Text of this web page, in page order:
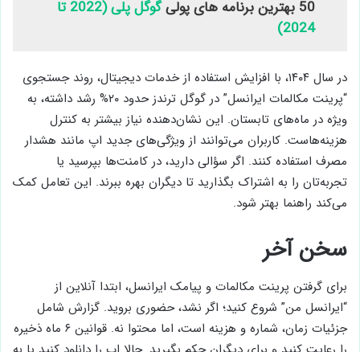
این راه برای کسب‌وکارها مفید است که مصرف کارمندان را چک کنند.
اما حریم خصوصی را رعایت کنید.
50 بهترین برنامه های پولی
گوگل پلی (2022 تا
2024)
در سال ۱۴۰۴، با افزایش استفاده از خدمات دیجیتال، روند جستجوی
“پرینت مکالمات ایرانسل” در گوگل ترندز حدود ۲۰% رشد داشته، به
ویژه در ماه‌های تابستان. این نشان‌دهنده نیاز بیشتر به کنترل
هزینه‌هاست. کاربران می‌توانند از ویژگی‌های جدید اپ مانند هشدار
مصرف استفاده کنند. اگر سؤالی دارید، در کامنت‌ها بپرسید یا
تجربه‌تان را به اشتراک بگذارید تا دیگران بهره ببرند. این تعامل کمک
می‌کند راهنما بهتر شود.
سخن آخر